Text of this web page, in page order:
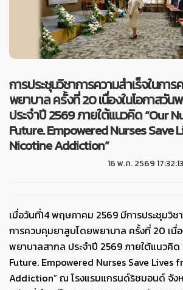
การประชุมวิชาการความสำเร็จในกา
พยาบาล ครั้งที่ 20 เนื่องในโอกาสวั
ประจำปี 2569 ภายใต้แนวคิด “Our
Future. Empowered Nurses Save
Nicotine Addiction”
16 พ.ค. 2569 17:32:13
เมื่อวันที่14 พฤษภาคม 2569 มีการประชุมวิชา
การควบคุมยาสูบโดยพยาบาล ครั้งที่ 20 เนื่อ
พยาบาลสากล ประจำปี 2569 ภายใต้แนวคิด
Future. Empowered Nurses Save Lives
Addiction” ณ โรงแรมแกรนด์ริชมอนด์ จั